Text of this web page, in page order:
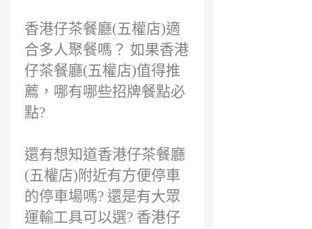
香港仔茶餐廳(五權店)適
合多人聚餐嗎？ 如果香港
仔茶餐廳(五權店)值得推
薦，哪有哪些招牌餐點必
點?
還有想知道香港仔茶餐廳
(五權店)附近有方便停車
的停車場嗎? 還是有大眾
運輸工具可以選? 香港仔